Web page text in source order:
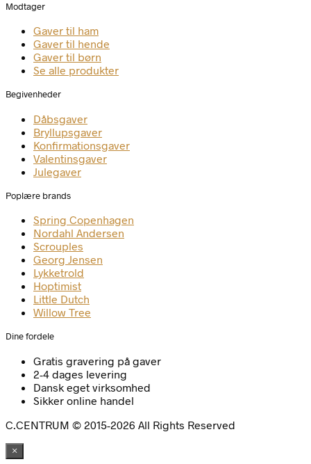
Modtager
Gaver til ham
Gaver til hende
Gaver til børn
Se alle produkter
Begivenheder
Dåbsgaver
Bryllupsgaver
Konfirmationsgaver
Valentinsgaver
Julegaver
Poplære brands
Spring Copenhagen
Nordahl Andersen
Scrouples
Georg Jensen
Lykketrold
Hoptimist
Little Dutch
Willow Tree
Dine fordele
Gratis gravering på gaver
2-4 dages levering
Dansk eget virksomhed
Sikker online handel
C.CENTRUM © 2015-2026 All Rights Reserved
×